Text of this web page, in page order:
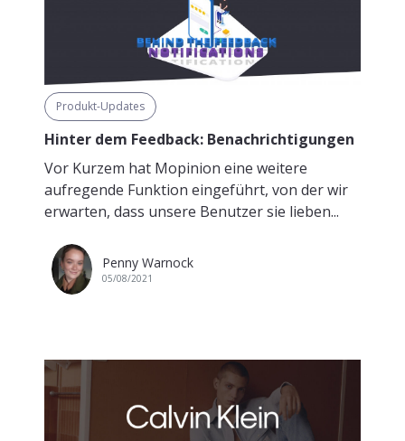
Produkt-Updates
Hinter dem Feedback: Benachrichtigungen
Vor Kurzem hat Mopinion eine weitere
aufregende Funktion eingeführt, von der wir
erwarten, dass unsere Benutzer sie lieben...
Penny Warnock
05/08/2021